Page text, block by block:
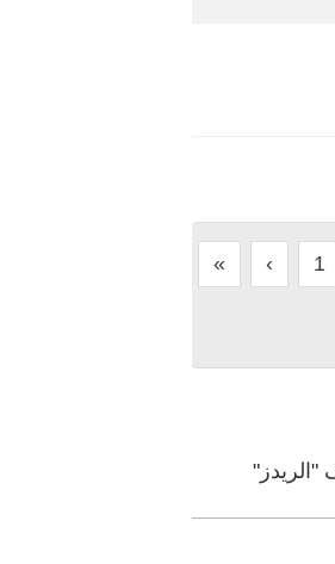
« ‹ 1